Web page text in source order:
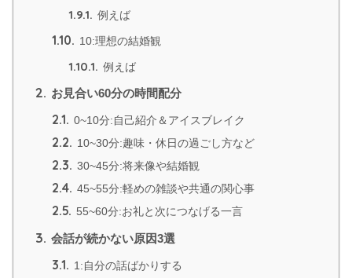
1.9.1. 例えば
1.10. 10:理想の結婚観
1.10.1. 例えば
2. お見合い60分の時間配分
2.1. 0~10分:自己紹介＆アイスブレイク
2.2. 10~30分:趣味・休日の過ごし方など
2.3. 30~45分:将来像や結婚観
2.4. 45~55分:軽めの雑談や共通の関心事
2.5. 55~60分:お礼と次につなげる一言
3. 会話が続かない原因3選
3.1. 1:自分の話ばかりする